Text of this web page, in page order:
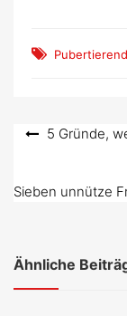
5 Gründe,
Sieben unnütze
Ähnliche